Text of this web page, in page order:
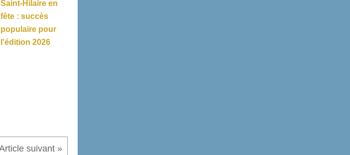
Saint-Hilaire en
fête : succès
populaire pour
l'édition 2026